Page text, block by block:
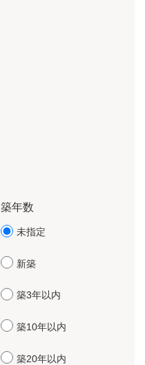
築年数
未指定
新築
築3年以内
築10年以内
築20年以内